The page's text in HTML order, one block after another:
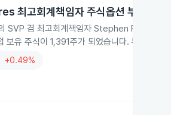
최고회계책임자 주식옵션 부여와 매
겸 최고회계책임자 Stephen Ferroni가
보유 주식이 1,391주가 되었습니다. 부여된
+0.49%